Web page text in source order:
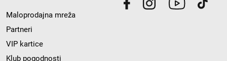
Maloprodajna mreža
Partneri
VIP kartice
Klub pogodnosti